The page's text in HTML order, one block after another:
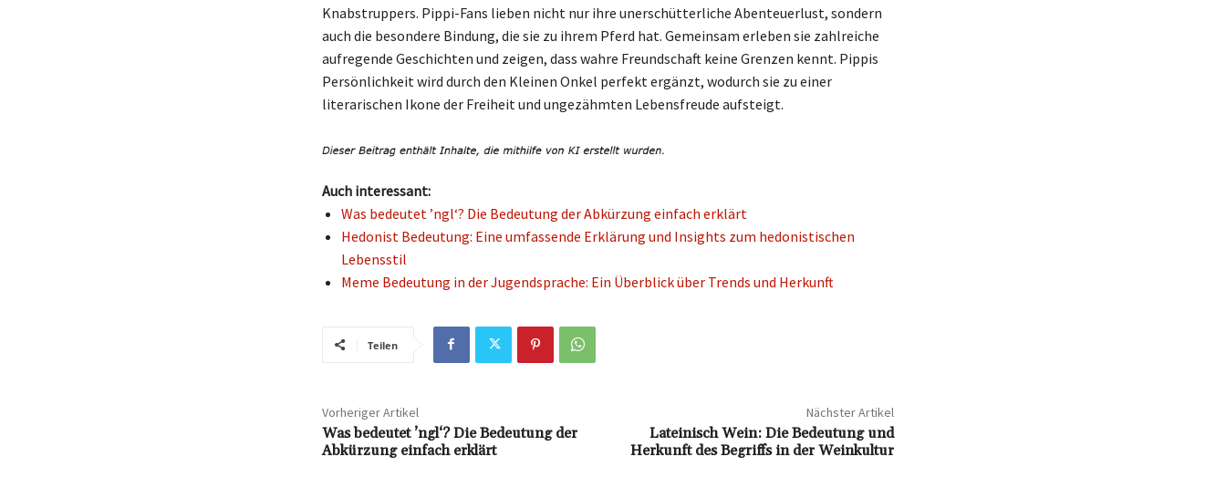
Knabstruppers. Pippi-Fans lieben nicht nur ihre unerschütterliche Abenteuerlust, sondern
auch die besondere Bindung, die sie zu ihrem Pferd hat. Gemeinsam erleben sie zahlreiche
aufregende Geschichten und zeigen, dass wahre Freundschaft keine Grenzen kennt. Pippis
Persönlichkeit wird durch den Kleinen Onkel perfekt ergänzt, wodurch sie zu einer
literarischen Ikone der Freiheit und ungezähmten Lebensfreude aufsteigt.
Auch interessant:
Was bedeutet ’ngl‘? Die Bedeutung der Abkürzung einfach erklärt
Hedonist Bedeutung: Eine umfassende Erklärung und Insights zum hedonistischen
Lebensstil
Meme Bedeutung in der Jugendsprache: Ein Überblick über Trends und Herkunft
Teilen
Vorheriger Artikel
Was bedeutet ’ngl‘? Die Bedeutung der
Abkürzung einfach erklärt
Nächster Artikel
Lateinisch Wein: Die Bedeutung und
Herkunft des Begriffs in der Weinkultur